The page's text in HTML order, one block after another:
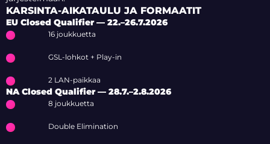
KARSINTA-AIKATAULU JA FORMAATIT
EU Closed Qualifier — 22.–26.7.2026
16 joukkuetta
GSL-lohkot + Play-in
2 LAN-paikkaa
NA Closed Qualifier — 28.7.–2.8.2026
8 joukkuetta
Double Elimination